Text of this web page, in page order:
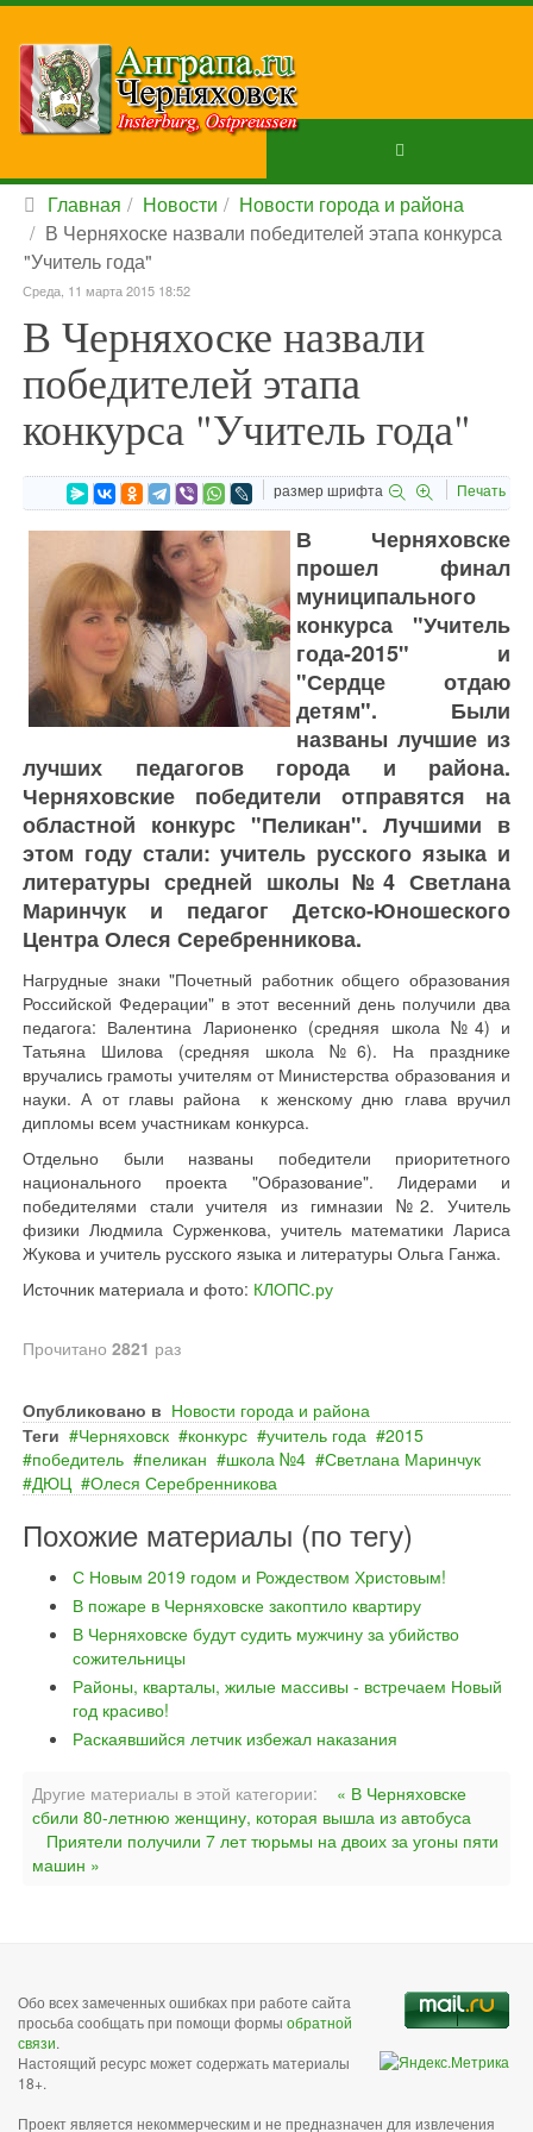
Главная Новости
Новости города и района
В Черняхоске назвали победителей этапа конкурса
"Учитель года"
Среда, 11 марта 2015 18:52
В Черняхоске назвали
победителей этапа
конкурса "Учитель года"
размер шрифта Печать
В Черняховске
прошел финал
муниципального
конкурса "Учитель
года-2015" и
"Сердце отдаю
детям". Были
названы лучшие из
лучших педагогов города и района.
Черняховские победители отправятся на
областной конкурс "Пеликан". Лучшими в
этом году стали: учитель русского языка и
литературы средней школы №4 Светлана
Маринчук и педагог Детско-Юношеского
Центра Олеся Серебренникова.
Нагрудные знаки "Почетный работник общего образования
Российской Федерации" в этот весенний день получили два
педагога: Валентина Ларионенко (средняя школа №4) и
Татьяна Шилова (средняя школа №6). На празднике
вручались грамоты учителям от Министерства образования и
науки. А от главы района к женскому дню глава вручил
дипломы всем участникам конкурса.
Отдельно были названы победители приоритетного
национального проекта "Образование". Лидерами и
победителями стали учителя из гимназии №2. Учитель
физики Людмила Сурженкова, учитель математики Лариса
Жукова и учитель русского языка и литературы Ольга Ганжа.
Источник материала и фото: КЛОПС.ру
Прочитано 2821 раз
Опубликовано в Новости города и района
Теги
Черняховск конкурс учитель года
2015
победитель
пеликан школа №4
Светлана Маринчук
ДЮЦ
Олеся Серебренникова
Похожие материалы (по тегу)
С Новым 2019 годом и Рождеством Христовым!
В пожаре в Черняховске закоптило квартиру
В Черняховске будут судить мужчину за убийство
сожительницы
Районы, кварталы, жилые массивы - встречаем Новый
год красиво!
Раскаявшийся летчик избежал наказания
Другие материалы в этой категории:
« В Черняховске
сбили 80-летнюю женщину, которая вышла из автобуса
Приятели получили 7 лет тюрьмы на двоих за угоны пяти
машин »
Обо всех замеченных ошибках при работе сайта
просьба сообщать при помощи формы обратной
связи.
Настоящий ресурс может содержать материалы
18+.
Проект является некоммерческим и не предназначен для извлечения